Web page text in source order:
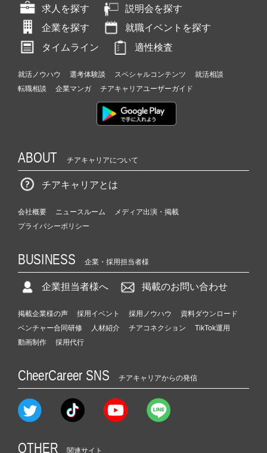
求人を探す
説明会を探す
企業を探す
就職イベントを探す
タイムライン
適性検査
就活ノウハウ 選考体験談 スペシャルコンテンツ
就活相談
転職相談
企業マンガ チアキャリアユーザーガイド
ABOUT チアキャリアについて
チアキャリアとは
会社概要 ニュースルーム
メディア出演・掲載
プライバシーポリシー
BUSINESS 企業・採用担当者様
企業担当者様へ 掲載のお問い合わせ
掲載企業様の声 採用イベント 採用ノウハウ
資料ダウンロード
ベンチャー合同研修
人材紹介 チアコネクション
TikTok運用
動画制作
採用代行
CheerCareer SNS チアキャリアからの発信
OTHER 関連サイト